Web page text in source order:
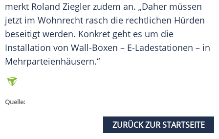
merkt Roland Ziegler zudem an. „Daher müssen
jetzt im Wohnrecht rasch die rechtlichen Hürden
beseitigt werden. Konkret geht es um die
Installation von Wall-Boxen – E-Ladestationen – in
Mehrparteienhäusern.“
Quelle:
ZURÜCK ZUR STARTSEITE